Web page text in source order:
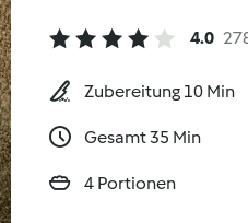
4.0
Zubereitung 10 Min
Gesamt 35 Min
4 Portionen